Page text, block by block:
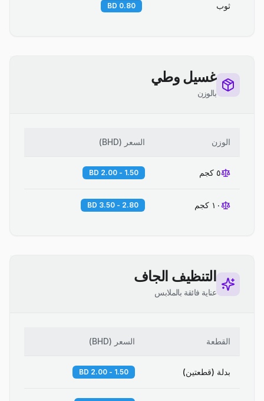
ثوب 0.80 BD
غسيل وطي
بالوزن
الوزن السعر (
BHD
)
٥ كجم 1.50 - 2.00 BD
١٠ كجم 2.80 - 3.50 BD
التنظيف الجاف
عناية فائقة بالملابس
القطعة السعر (
BHD
)
بدلة (قطعتين) 1.50 - 2.00 BD